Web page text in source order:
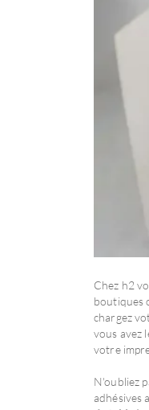
Chez h2
boutiques
chargez
vous avez
votre
N'oubliez
adhésives